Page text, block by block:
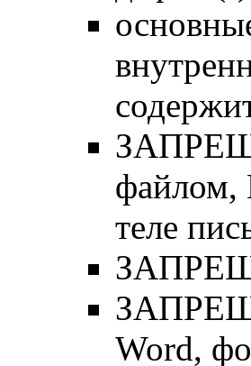
файлом,
теле
Word,